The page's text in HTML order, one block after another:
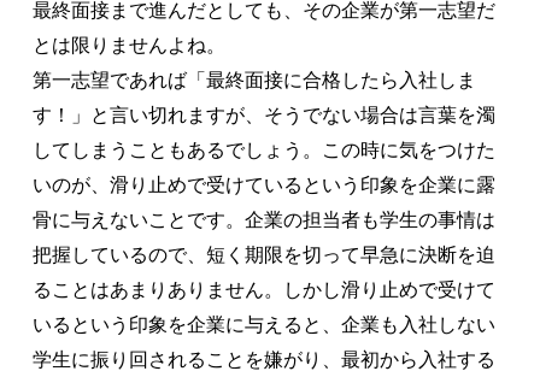
最終面接まで進んだとしても、その企業が第一志望だ
とは限りませんよね。
第一志望であれば「最終面接に合格したら入社しま
す！」と言い切れますが、そうでない場合は言葉を濁
してしまうこともあるでしょう。この時に気をつけた
いのが、滑り止めで受けているという印象を企業に露
骨に与えないことです。企業の担当者も学生の事情は
把握しているので、短く期限を切って早急に決断を迫
ることはあまりありません。しかし滑り止めで受けて
いるという印象を企業に与えると、企業も入社しない
学生に振り回されることを嫌がり、最初から入社する